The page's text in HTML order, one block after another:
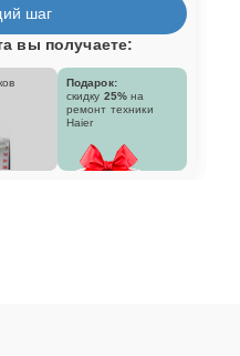
шаг
вы получаете:
Подарок:
скидку 25% на
ремонт техники
Haier